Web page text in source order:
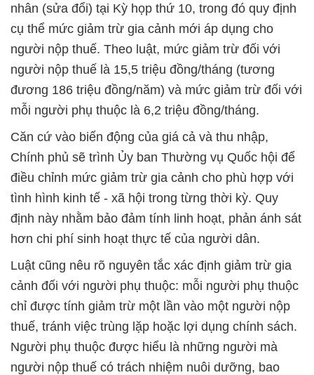
nhân (sửa đổi) tại Kỳ họp thứ 10, trong đó quy định
cụ thể mức giảm trừ gia cảnh mới áp dụng cho
người nộp thuế. Theo luật, mức giảm trừ đối với
người nộp thuế là 15,5 triệu đồng/tháng (tương
đương 186 triệu đồng/năm) và mức giảm trừ đối với
mỗi người phụ thuộc là 6,2 triệu đồng/tháng.
Căn cứ vào biến động của giá cả và thu nhập,
Chính phủ sẽ trình Ủy ban Thường vụ Quốc hội để
điều chỉnh mức giảm trừ gia cảnh cho phù hợp với
tình hình kinh tế - xã hội trong từng thời kỳ. Quy
định này nhằm bảo đảm tính linh hoạt, phản ánh sát
hơn chi phí sinh hoạt thực tế của người dân.
Luật cũng nêu rõ nguyên tắc xác định giảm trừ gia
cảnh đối với người phụ thuộc: mỗi người phụ thuộc
chỉ được tính giảm trừ một lần vào một người nộp
thuế, tránh việc trùng lặp hoặc lợi dụng chính sách.
Người phụ thuộc được hiểu là những người mà
người nộp thuế có trách nhiệm nuôi dưỡng, bao